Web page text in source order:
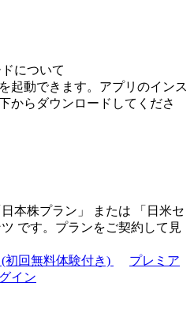
について
起動できます。アプリのインス
からダウンロードしてくださ
日本株プラン 」 または 「 日米セ
です。プランをご契約して見
(初回無料体験付き)
プレミア
イン